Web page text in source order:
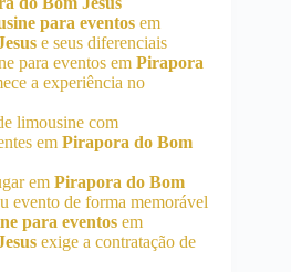
para eventos em
e seus diferenciais
para eventos em Pirapora
a experiência no
limousine com
em Pirapora do Bom
em Pirapora do Bom
evento de forma memorável
para eventos em
exige a contratação de